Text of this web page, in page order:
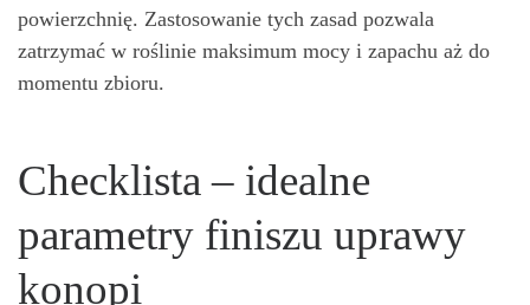
powierzchnię. Zastosowanie tych zasad pozwala
zatrzymać w roślinie maksimum mocy i zapachu aż do
momentu zbioru.
Checklista – idealne
parametry finiszu uprawy
konopi